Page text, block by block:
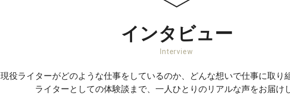
インタビュー
Interview
現役ライターがどのような仕事をしているのか、どんな想いで仕事に取り
ライターとしての体験談まで、一人ひとりのリアルな声をお届け